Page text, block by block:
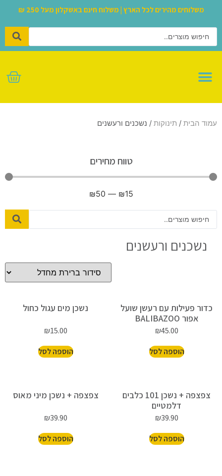
משלוחים מהירים לכל הארץ | משלוח חינם באשקלון מעל 250 ₪
עמוד הבית / תינוקות / נשכנים ורעשנים
טווח מחירים
₪15
—
₪50
נשכנים ורעשנים
כדור פעילות עם רעשן שועל
אפור BALIBAZOO
₪45.00
הוספה לסל
נשכן מים עגול כחול
₪15.00
הוספה לסל
צפצפה + נשכן 101 כלבים
דלמטיים
₪39.90
הוספה לסל
צפצפה + נשכן מיני מאוס
₪39.90
הוספה לסל